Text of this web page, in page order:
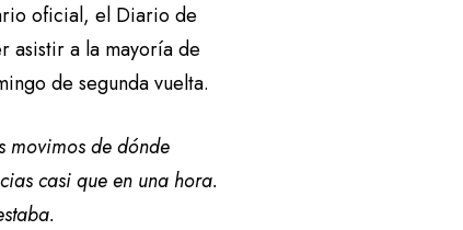
oficial, el Diario de
asistir a la mayoría de
de segunda vuelta.
movimos de dónde
casi que en una hora.